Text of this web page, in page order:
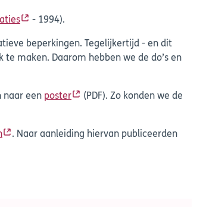
- 1994).
beperkingen. Tegelijkertijd - en dit
maken. Daarom hebben we de do’s en
naar een poster
(PDF). Zo konden we de
. Naar aanleiding hiervan publiceerden